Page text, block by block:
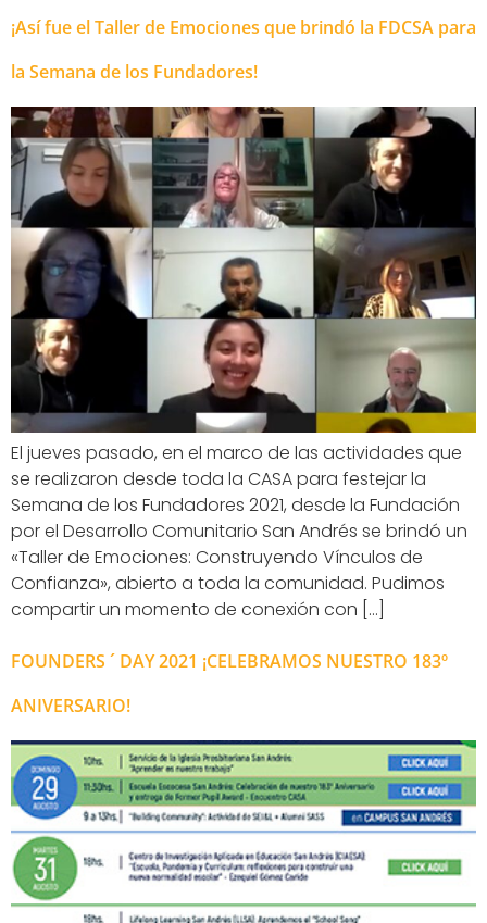
¡Así fue el Taller de Emociones que brindó la FDCSA para
la Semana de los Fundadores!
El jueves pasado, en el marco de las actividades que
se realizaron desde toda la CASA para festejar la
Semana de los Fundadores 2021, desde la Fundación
por el Desarrollo Comunitario San Andrés se brindó un
«Taller de Emociones: Construyendo Vínculos de
Confianza», abierto a toda la comunidad. Pudimos
compartir un momento de conexión con […]
FOUNDERS ´ DAY 2021 ¡CELEBRAMOS NUESTRO 183º
ANIVERSARIO!